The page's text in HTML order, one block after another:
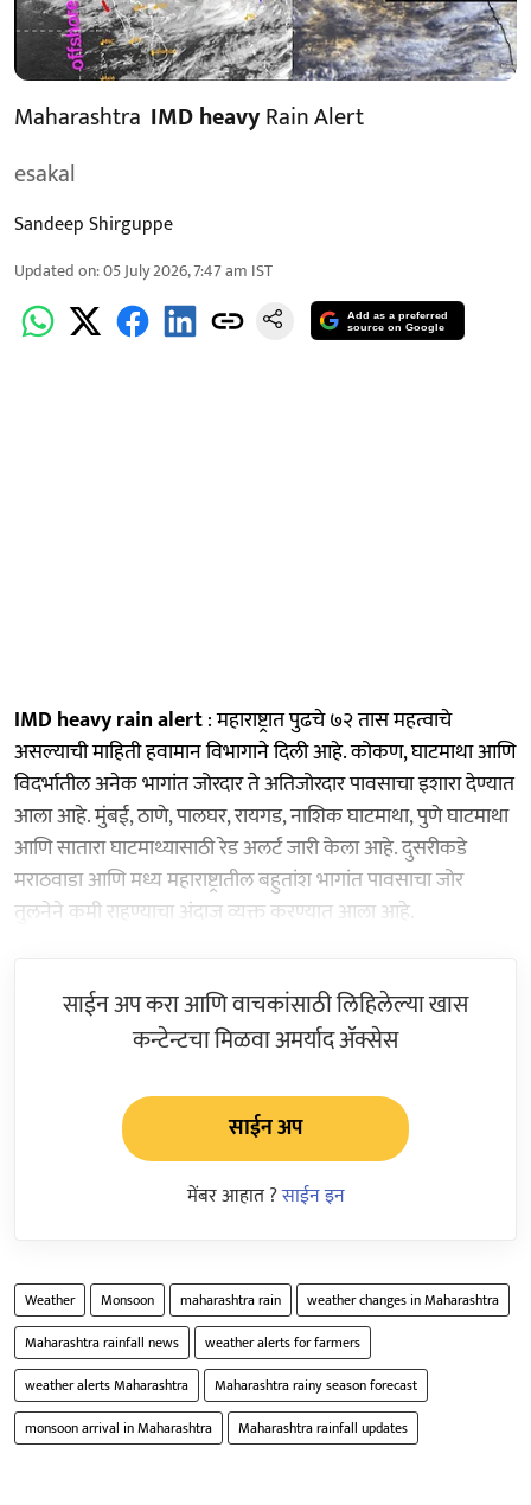
Maharashtra IMD heavyRain Alert
esakal
Sandeep Shirguppe
Updated on:05 July 2026, 7:47 am IST
Add as a preferred
source on Google
IMD heavy rain alert: महाराष्ट्रात पुढचे ७२ तास महत्वाचे
असल्याची माहिती हवामान विभागाने दिली आहे. कोकण, घाटमाथा आणि
विदर्भातील अनेक भागांत जोरदार ते अतिजोरदार पावसाचा इशारा देण्यात
आला आहे. मुंबई, ठाणे, पालघर, रायगड, नाशिक घाटमाथा, पुणे घाटमाथा
आणि सातारा घाटमाथ्यासाठी रेड अलर्ट जारी केला आहे. दुसरीकडे
मराठवाडा आणि मध्य महाराष्ट्रातील बहुतांश भागांत पावसाचा जोर
तुलनेने कमी राहण्याचा अंदाज व्यक्त करण्यात आला आहे.
साईन अप करा आणि वाचकांसाठी लिहिलेल्या खास
कन्टेन्टचा मिळवा अमर्याद ॲक्सेस
साईन अप
मेंबर आहात ?साईन इन
Weather Monsoon maharashtra rain
weather changes in Maharashtra
Maharashtra rainfall news
weather alerts for farmers
weather alerts Maharashtra
Maharashtra rainy season forecast
monsoon arrival in Maharashtra
Maharashtra rainfall updates